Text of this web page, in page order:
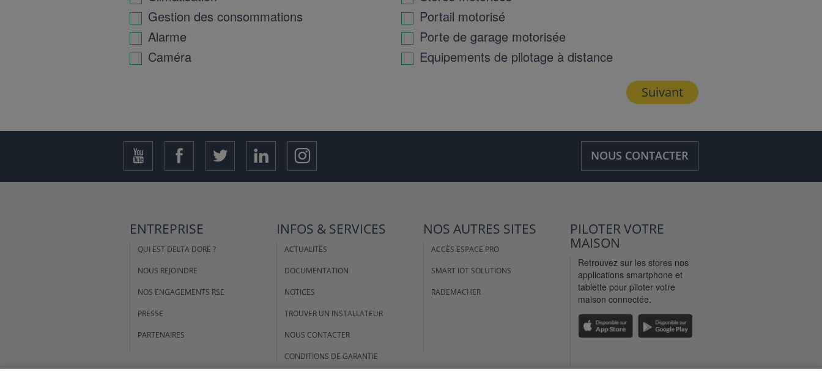
Gestion des consommations
Portail motorisé
Alarme
Porte de garage motorisée
Caméra
Equipements de pilotage à distance
Suivant
NOUS CONTACTER
ENTREPRISE
QUI EST DELTA DORE ?
NOUS REJOINDRE
NOS ENGAGEMENTS RSE
PRESSE
PARTENAIRES
INFOS & SERVICES
ACTUALITÉS
DOCUMENTATION
NOTICES
TROUVER UN INSTALLATEUR
NOUS CONTACTER
CONDITIONS DE GARANTIE
NOS AUTRES SITES
ACCÈS ESPACE PRO
SMART IOT SOLUTIONS
RADEMACHER
PILOTER VOTRE
MAISON
Retrouvez sur les stores nos
applications smartphone et
tablette pour piloter votre
maison connectée.